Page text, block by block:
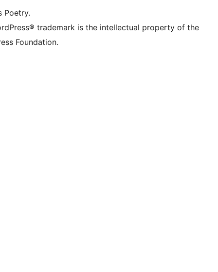
Poetry.
trademark is the intellectual property of the
Foundation.